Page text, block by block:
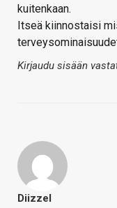
kuitenkaan.
Itseä kiinnostaisi
Kirjaudu sisään
Diizzel